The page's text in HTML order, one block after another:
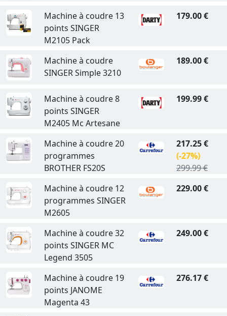
Machine à coudre 13
points SINGER
M2105 Pack
179.00 €
Machine à coudre
SINGER Simple 3210
189.00 €
Machine à coudre 8
points SINGER
M2405 Mc Artesane
199.99 €
Machine à coudre 20
programmes
BROTHER FS20S
217.25 €
(-27%)
299.99 €
Machine à coudre 12
programmes SINGER
M2605
229.00 €
Machine à coudre 32
points SINGER MC
Legend 3505
249.00 €
Machine à coudre 19
points JANOME
Magenta 43
276.17 €